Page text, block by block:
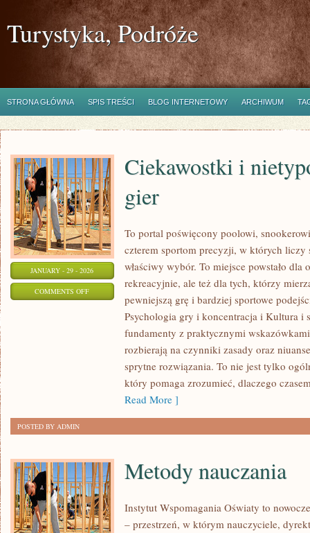
Turystyka, Podróże
STRONA GŁÓWNA SPIS TREŚCI BLOG INTERNETOWY ARCHIWUM
JANUARY - 29 - 2026
COMMENTS OFFON
CIEKAWOSTKI
Ciekawostki i
gier
To portal poświęcony poolowi,
czterem sportom precyzji, w których liczy
właściwy wybór. To miejsce powstało dla
rekreacyjnie, ale też dla tych, którzy
pewniejszą grę i bardziej sportowe
Psychologia gry i koncentracja i Kultura i
fundamenty z praktycznymi
rozbierają na czynniki zasady oraz
sprytne rozwiązania. To nie jest tylko
który pomaga zrozumieć, dlaczego
Read More ]
POSTED BY ADMIN
Metody nauczania
Instytut Wspomagania Oświaty to
– przestrzeń, w którym nauczyciele,